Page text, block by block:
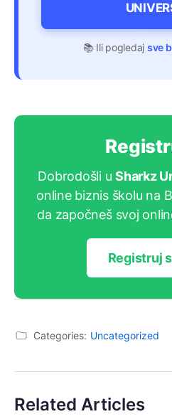
📚 Ili pogledaj sve
Dobrodošli uSharkz
online biznis školu na
da započneš svoj
Registruj
Categories: Uncategorized
Related Articles